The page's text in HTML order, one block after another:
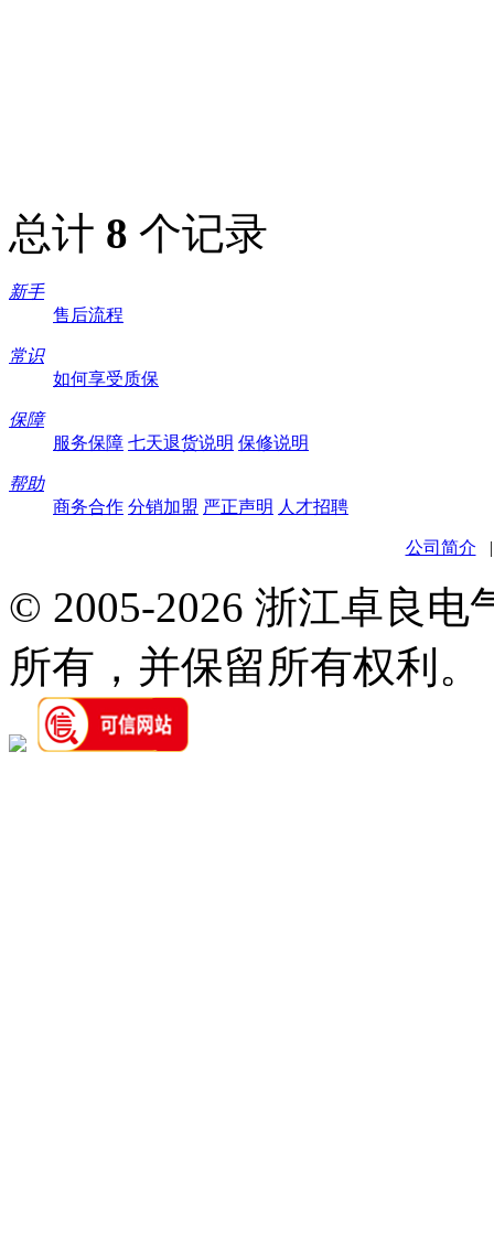
总计 8 个记录
新手
售后流程
常识
如何享受质保
保障
服务保障 七天退货说明 保修说明
帮助
商务合作 分销加盟 严正声明 人才招聘
公司简介
© 2005-2026 浙江卓良
所有，并保留所有权利。